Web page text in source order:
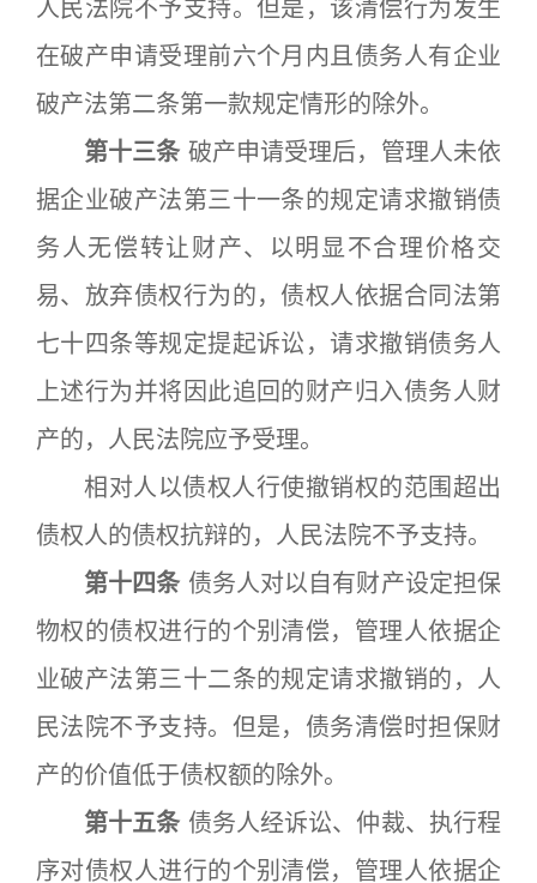
人民法院不予支持。但是，该清偿行为发生
在破产申请受理前六个月内且债务人有企业
破产法第二条第一款规定情形的除外。
第十三条 破产申请受理后，管理人未依
据企业破产法第三十一条的规定请求撤销债
务人无偿转让财产、以明显不合理价格交
易、放弃债权行为的，债权人依据合同法第
七十四条等规定提起诉讼，请求撤销债务人
上述行为并将因此追回的财产归入债务人财
产的，人民法院应予受理。
相对人以债权人行使撤销权的范围超出
债权人的债权抗辩的，人民法院不予支持。
第十四条 债务人对以自有财产设定担保
物权的债权进行的个别清偿，管理人依据企
业破产法第三十二条的规定请求撤销的，人
民法院不予支持。但是，债务清偿时担保财
产的价值低于债权额的除外。
第十五条 债务人经诉讼、仲裁、执行程
序对债权人进行的个别清偿，管理人依据企